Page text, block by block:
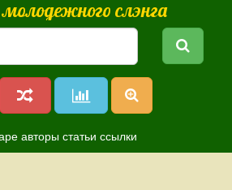
слэнга
авторы статьи ссылки